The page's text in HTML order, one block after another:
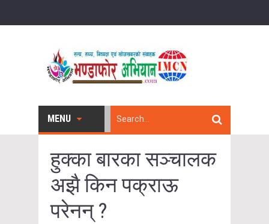
MENU
हुक्का बारका सञ्चालक
अझै किन पक्राऊ
परेनन् ?